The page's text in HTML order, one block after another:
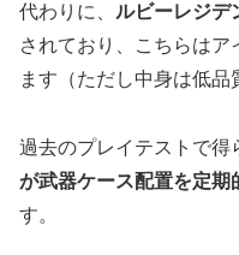
代わりに、 ルビーレジデ
されており、こちらは
ます（ただし中身は低品
過去のプレイテストで得
が武器ケース配置を定期
す。